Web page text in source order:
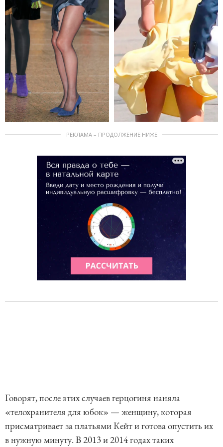
РЕКЛАМА – ПРОДОЛЖЕНИЕ НИЖЕ
Говорят, после этих случаев герцогиня наняла
«телохранителя для юбок» — женщину, которая
присматривает за платьями Кейт и готова опустить их
в нужную минуту. В 2013 и 2014 годах таких